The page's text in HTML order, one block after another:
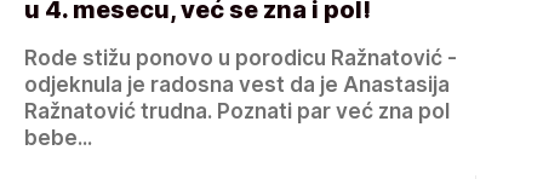
u 4. mesecu, već se zna i pol!
Rode stižu ponovo u porodicu Ražnatović -
odjeknula je radosna vest da je Anastasija
Ražnatović trudna. Poznati par već zna pol
bebe...